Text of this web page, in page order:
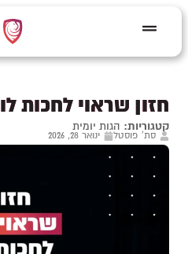
חזון שראוי לחכות לו
קטגוריות: הגות יומית
סת' פוסטל ינואר 28, 2026